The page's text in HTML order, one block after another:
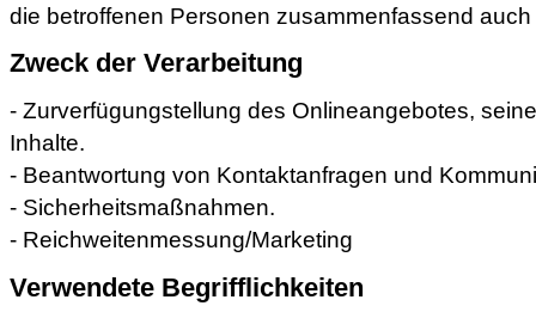
die betroffenen Personen zusammenfassend auch
Zweck der Verarbeitung
- Zurverfügungstellung des Onlineangebotes,
Inhalte.
- Beantwortung von Kontaktanfragen und
- Sicherheitsmaßnahmen.
- Reichweitenmessung/Marketing
Verwendete Begrifflichkeiten